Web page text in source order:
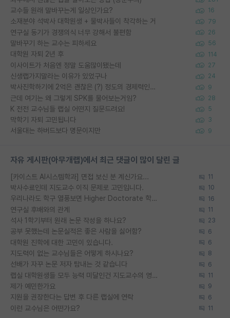
교수들 원래 말바꾸는게 일상인가요? 16
소재분야 석박사 대학원생 + 물박사들이 착각하는 거 79
연구실 동기가 경쟁의식 너무 강해서 불편함 26
말바꾸기 하는 교수는 피하세요 56
대학원 자퇴 2년 후 114
이사이트가 처음엔 정말 도움많이됐는데 27
신생랩가지말라는 이유가 있었구나 24
박사진학하기에 2억은 괜찮은 (?) 정도의 경제력인가요 9
근데 여기는 왜 그렇게 SPK를 물어보는거임? 28
K 전전 교수님들 랩실 어떤지 질문드려요! 5
막학기 자퇴 고민됩니다 3
서울대는 하버드보다 명문이지만 9
자유 게시판(아무개랩)에서 최근 댓글이 많이 달린 글
[카이스트 AI시스템학과] 면접 보신 분 계신가요... 11
박사수료인데 지도교수 이직 문제로 고민입니다. 10
우리나라도 학구 열풍보면 Higher Doctorate 학위가 필요하다고 봅니다. 16
연구실 후배와의 관계 11
석사 1학기부터 원래 논문 작성을 하나요? 23
공부 못했는데 논문실적은 좋은 사람을 싫어함? 6
대학원 진학에 대한 고민이 있습니다. 6
지도력이 없는 교수님들은 어떻게 하시나요? 8
선배가 자꾸 논문 저자 탐내는 것 같습니다 6
랩실 대학원생들 모두 능력 미달인건 지도교수의 영향 아닌가? 11
제가 예민한가요 9
지원을 권장한다는 답변 후 다른 랩실에 연락 6
이런 교수님은 어떤가요? 11